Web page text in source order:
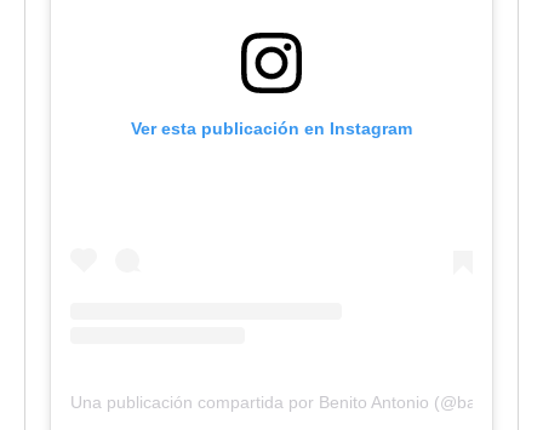
Ver esta publicación en Instagram
Una publicación compartida por Benito Antonio